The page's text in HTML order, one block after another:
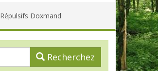
Répulsifs Doxmand
Recherchez